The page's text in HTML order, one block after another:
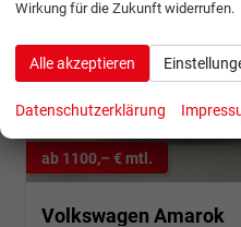
ab 1100,– € mtl.
Volkswagen Amarok
Wirkung für die Zukunft widerrufen.
Alle akzeptieren
Datenschutzerklärung